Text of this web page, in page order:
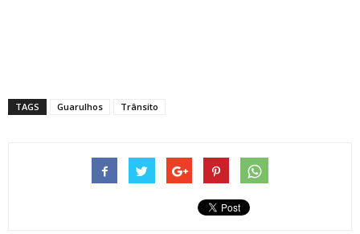
TAGS Guarulhos Trânsito